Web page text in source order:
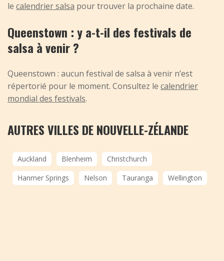
le calendrier salsa pour trouver la prochaine date.
Queenstown : y a-t-il des festivals de
salsa à venir ?
Queenstown : aucun festival de salsa à venir n’est
répertorié pour le moment. Consultez le calendrier
mondial des festivals.
AUTRES VILLES DE NOUVELLE-ZÉLANDE
Auckland Blenheim
Christchurch
Hanmer Springs
Nelson Tauranga Wellington